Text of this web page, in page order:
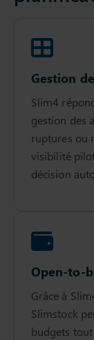
Gestion
Slim4
gestion des
ruptures ou
visibilité
décision
Open-to-
Grâce à
Slimstock
budgets